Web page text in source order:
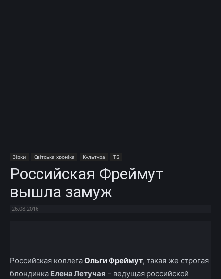
Зірки Світська хроніка Культура ТБ
Российская Фреймут
вышла замуж
26.08.2016
Российская коллегаОльги Фреймут, такая же строгая
блондинка Елена Летучая – ведущая российской